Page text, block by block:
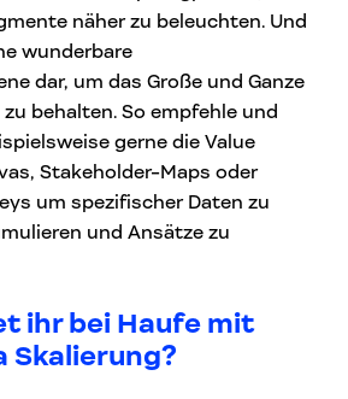
näher zu beleuchten. Und
wunderbare
dar, um das Große und Ganze
behalten. So empfehle und
gerne die Value
Stakeholder-Maps oder
um spezifischer Daten zu
und Ansätze zu
ihr bei Haufe mit
Skalierung?